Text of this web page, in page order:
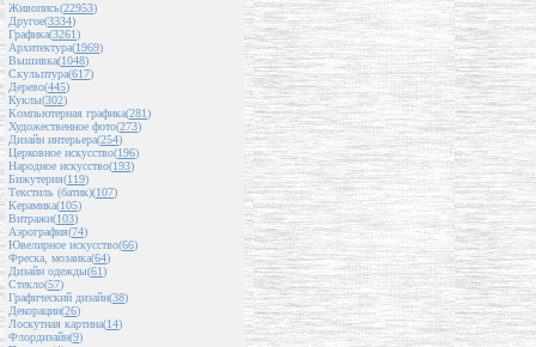
Живопись(22953)
Другое(3334)
Графика(3261)
Архитектура(1969)
Вышивка(1048)
Скульптура(617)
Дерево(445)
Куклы(302)
Компьютерная графика(281)
Художественное фото(273)
Дизайн интерьера(254)
Церковное искусство(196)
Народное искусство(193)
Бижутерия(119)
Текстиль (батик)(107)
Керамика(105)
Витражи(103)
Аэрография(74)
Ювелирное искусство(66)
Фреска, мозаика(64)
Дизайн одежды(61)
Стекло(57)
Графический дизайн(38)
Декорации(26)
Лоскутная картина(14)
Флордизайн(9)